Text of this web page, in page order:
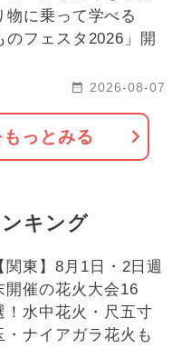
物に乗って学べる
のフェスタ2026」開
2026-08-07
っとみる
キング
関東】8月1日・2日週
開催の花火大会16
！水中花火・尺五寸
・ナイアガラ花火も